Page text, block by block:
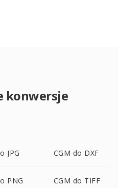
konwersje
JPG CGM do DXF
PNG CGM do TIFF